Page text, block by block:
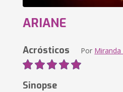
ARIANE
Acrósticos Por
Sinopse